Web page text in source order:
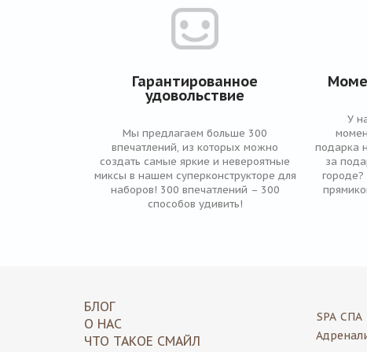
Гарантированное
удовольствие
Мы предлагаем больше 300
впечатлений, из которых можно
создать самые яркие и невероятные
миксы в нашем суперконструкторе для
наборов! 300 впечатлений – 300
способов удивить!
У
подарка
за
БЛОГ
О НАС
ЧТО ТАКОЕ СМАЙЛ
SPA СПА